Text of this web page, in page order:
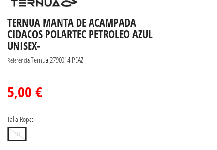
TERNUA MANTA DE ACAMPADA
CIDACOS POLARTEC PETROLEO AZUL
UNISEX-
ReferenciaTernua 2790014 PEAZ
5,00 €
Talla Ropa:
TU